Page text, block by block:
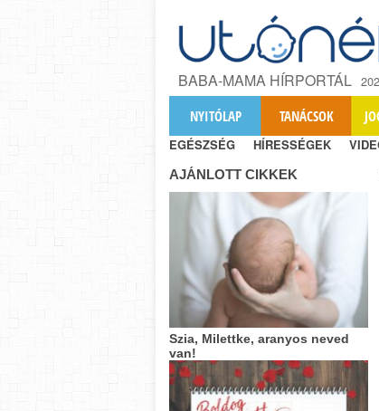
BABA-MAMA HÍRPORTÁL
NYITÓLAP TANÁCSOK
EGÉSZSÉG HÍRESSÉGEK
AJÁNLOTT CIKKEK
Szia, Milettke, aranyos neved
van!